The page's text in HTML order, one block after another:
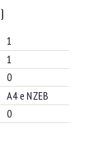
1
1
0
A4 e NZEB
0